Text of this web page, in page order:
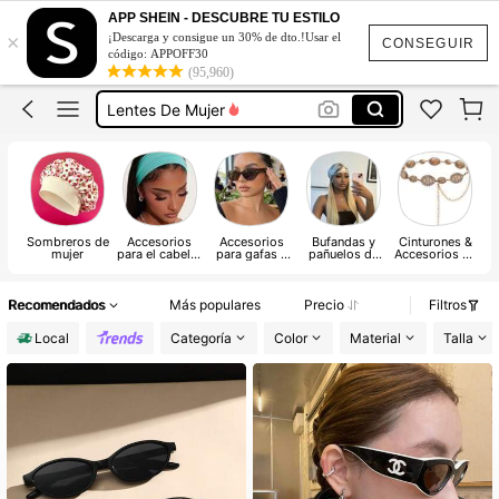
CONSEGUIR
×
APP SHEIN - DESCUBRE TU ESTILO
¡Descarga y consigue un 30% de dto.!Usar el
código: APPOFF30
(95,960)
Sombrero De Playa Mujer
Lentes
Lentes De Mujer
Lentes De Sol Mujer
Sombrero De Playa Mujer
Lentes
Sombreros de
mujer
Accesorios
para el cabello
Accesorios
para gafas y
Bufandas y
pañuelos de
y pañuelos
Cinturones &
Accesorios de
Recomendados Más populares Precio
Filtros
Local
Categoría Color Material Talla